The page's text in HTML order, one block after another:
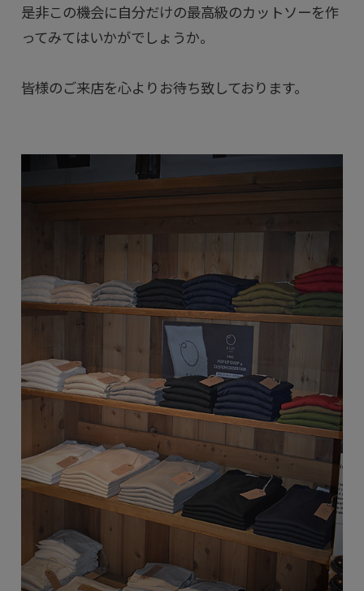
是非この機会に自分だけの最高級のカットソーを作
ってみてはいかがでしょうか。
皆様のご来店を心よりお待ち致しております。